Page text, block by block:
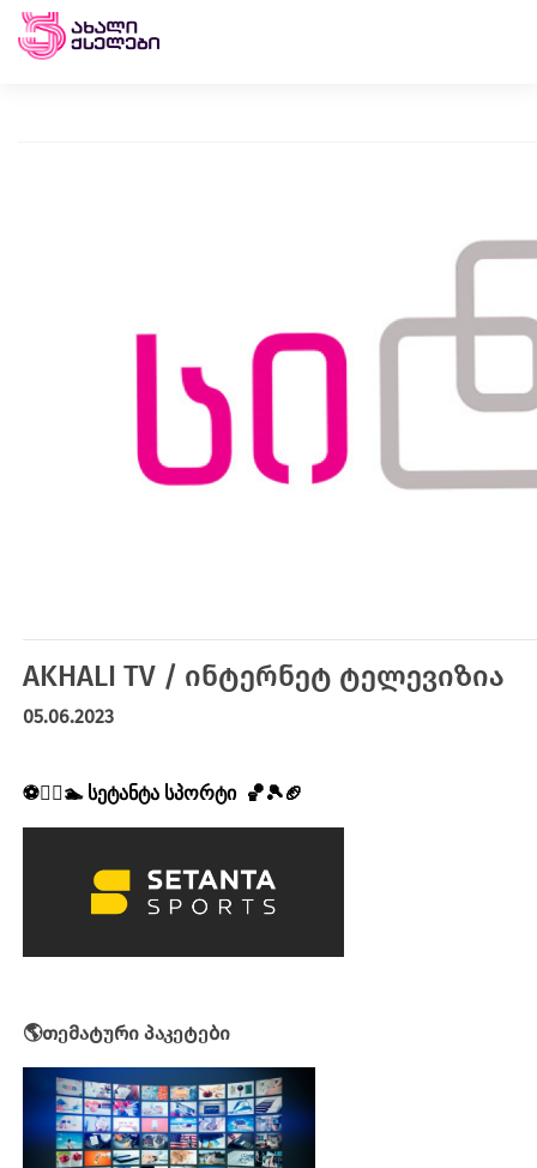
AKHALI TV / ინტერნეტ ტელევიზია
05.06.2023
⚽🏋️‍♀️🏊 სეტანტა სპორტი 🏀🎾🏈
🌎თემატური პაკეტები